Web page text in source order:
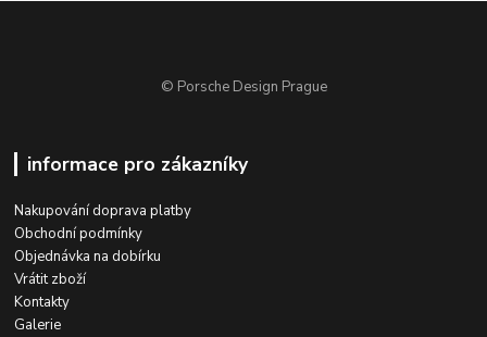
© Porsche Design Prague
informace pro zákazníky
Nakupování doprava platby
Obchodní podmínky
Objednávka na dobírku
Vrátit zboží
Kontakty
Galerie